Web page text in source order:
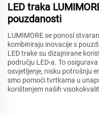
LED traka
pouzdanosti
LUMIMORE se ponosí
kombiniraju inovacije s
LED trake su dizajnirane
području LED-a. To
osvjetljenje, nisku potrošnju
smo pomoći tvrtkama u
korištenjem naših